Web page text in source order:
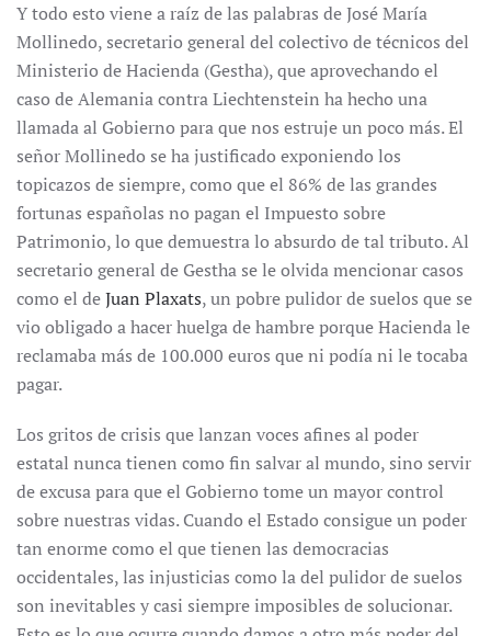
Y todo esto viene a raíz de las palabras de José María
Mollinedo, secretario general del colectivo de técnicos del
Ministerio de Hacienda (Gestha), que aprovechando el
caso de Alemania contra Liechtenstein ha hecho una
llamada al Gobierno para que nos estruje un poco más. El
señor Mollinedo se ha justificado exponiendo los
topicazos de siempre, como que el 86% de las grandes
fortunas españolas no pagan el Impuesto sobre
Patrimonio, lo que demuestra lo absurdo de tal tributo. Al
secretario general de Gestha se le olvida mencionar casos
como el deJuan Plaxats, un pobre pulidor de suelos que se
vio obligado a hacer huelga de hambre porque Hacienda le
reclamaba más de 100.000 euros que ni podía ni le tocaba
pagar.
Los gritos de crisis que lanzan voces afines al poder
estatal nunca tienen como fin salvar al mundo, sino servir
de excusa para que el Gobierno tome un mayor control
sobre nuestras vidas. Cuando el Estado consigue un poder
tan enorme como el que tienen las democracias
occidentales, las injusticias como la del pulidor de suelos
son inevitables y casi siempre imposibles de solucionar.